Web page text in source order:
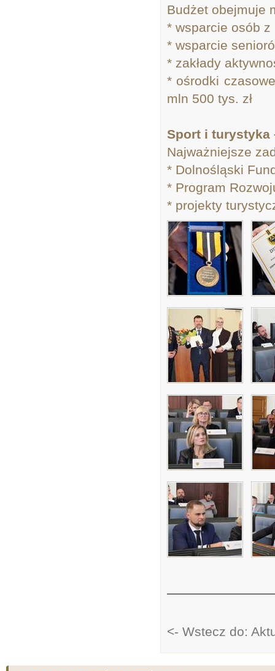
Budżet obejmuje
* wsparcie osób z
* wsparcie
* zakłady
* ośrodki
mln 500 tys. zł
Sport i turystyka
Najważniejsze
* Dolnośląski
* Program
* projekty
<- Wstecz do: